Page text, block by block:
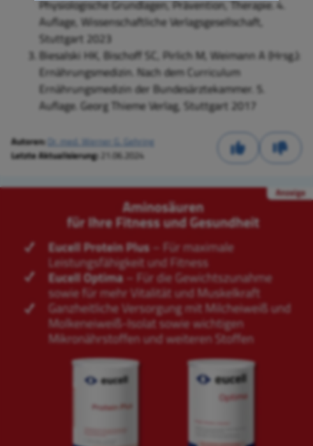
Physiologische Grundlagen, Prävention, Therapie. 4.
Auflage, Wissenschaftliche Verlagsgesellschaft,
Stuttgart 2023
Biesalski HK, Bischoff SC, Pirlich M, Weimann A (Hrsg.):
Ernährungsmedizin. Nach dem Curriculum
Ernährungsmedizin der Bundesärztekammer. 5.
Auflage. Georg Thieme Verlag, Stuttgart 2017
Autoren: Dr. med. Werner G. Gehring
Letzte Aktualisierung: 21.06.2024